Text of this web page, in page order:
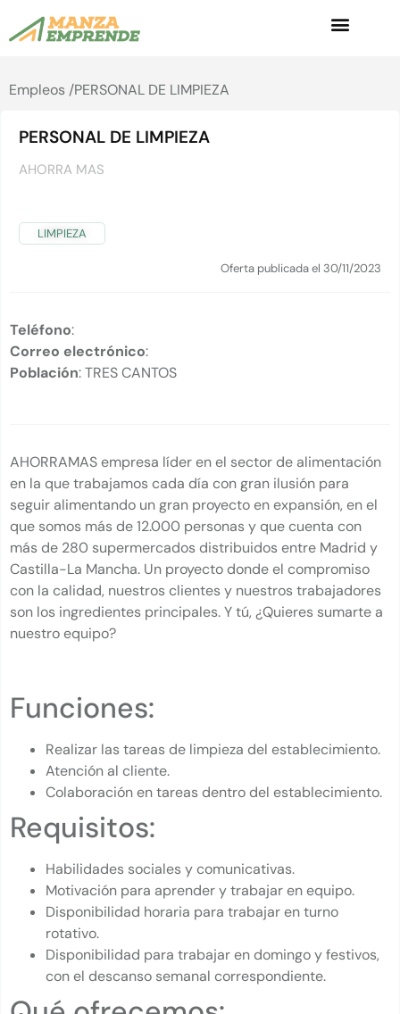
Empleos /PERSONAL DE LIMPIEZA
PERSONAL DE LIMPIEZA
AHORRA MAS
LIMPIEZA
Oferta publicada el 30/11/2023
Teléfono:
Correo electrónico:
Población: TRES CANTOS
AHORRAMAS empresa líder en el sector de alimentación
en la que trabajamos cada día con gran ilusión para
seguir alimentando un gran proyecto en expansión, en el
que somos más de 12.000 personas y que cuenta con
más de 280 supermercados distribuidos entre Madrid y
Castilla-La Mancha. Un proyecto donde el compromiso
con la calidad, nuestros clientes y nuestros trabajadores
son los ingredientes principales. Y tú, ¿Quieres sumarte a
nuestro equipo?
Funciones:
Realizar las tareas de limpieza del establecimiento.
Atención al cliente.
Colaboración en tareas dentro del establecimiento.
Requisitos:
Habilidades sociales y comunicativas.
Motivación para aprender y trabajar en equipo.
Disponibilidad horaria para trabajar en turno
rotativo.
Disponibilidad para trabajar en domingo y festivos,
con el descanso semanal correspondiente.